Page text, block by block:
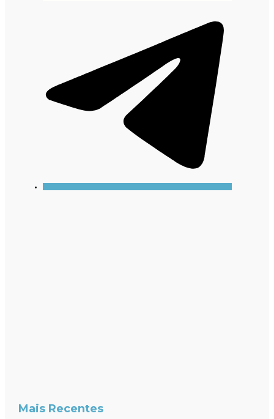
Mais Recentes